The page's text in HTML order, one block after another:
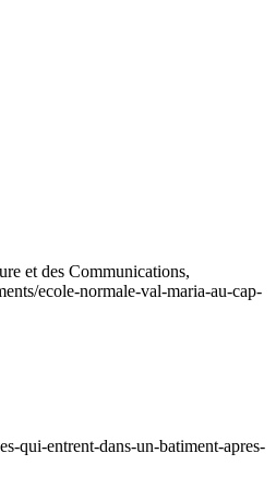
et des Communications,
ecole-normale-val-maria-au-cap-
qui-entrent-dans-un-batiment-apres-